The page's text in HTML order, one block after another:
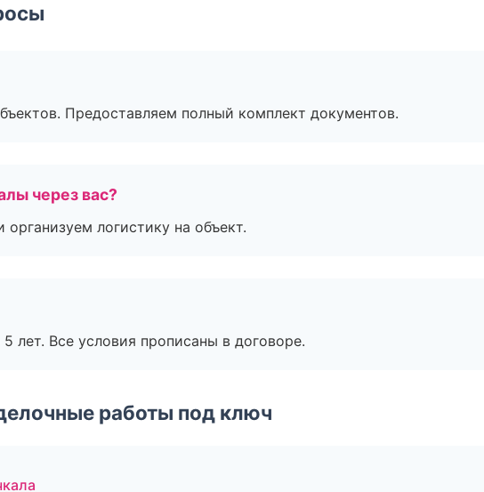
Предоставляем полный комплект документов.
через вас?
логистику на объект.
Все условия прописаны в договоре.
работы под ключ